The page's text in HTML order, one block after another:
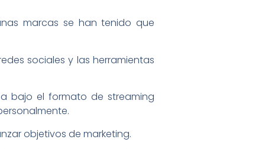
marcas se han tenido que
sociales y las herramientas
bajo el formato de streaming
objetivos de marketing.